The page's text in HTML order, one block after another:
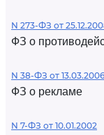
N 273-ФЗ от
ФЗ о
N 38-ФЗ от 13.03.2006
ФЗ о рекламе
N 7-ФЗ от 10.01.2002